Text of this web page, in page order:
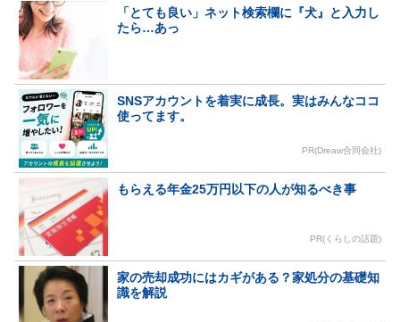
「とても良い」ネット検索欄に『犬』と入力し
たら…あっ
SNSアカウントを着実に成長。実はみんなココ
使ってます。
PR(Dreaw合同会社)
もらえる年金25万円以下の人が知るべき事
PR(くらしの話題)
家の売却成功にはカギがある？家処分の基礎知
識を解説